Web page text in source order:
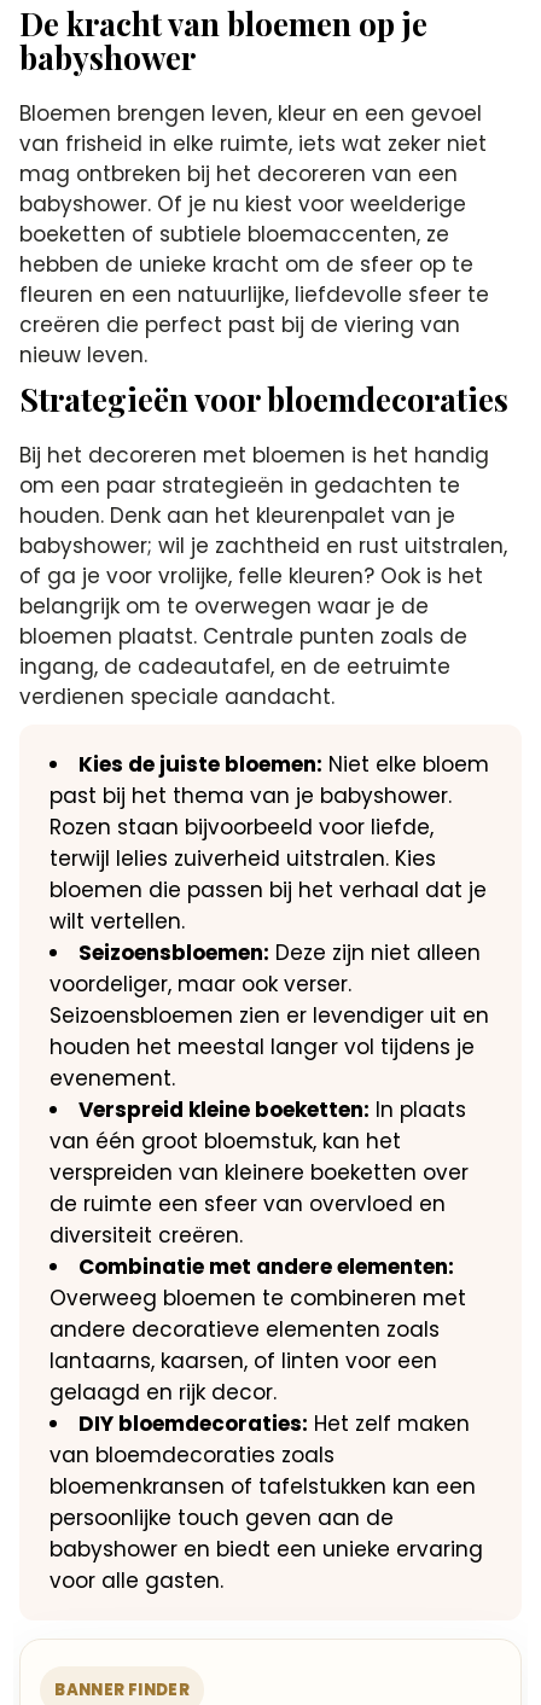
De kracht van bloemen op je
babyshower
Bloemen brengen leven, kleur en een gevoel
van frisheid in elke ruimte, iets wat zeker niet
mag ontbreken bij het decoreren van een
babyshower. Of je nu kiest voor weelderige
boeketten of subtiele bloemaccenten, ze
hebben de unieke kracht om de sfeer op te
fleuren en een natuurlijke, liefdevolle sfeer te
creëren die perfect past bij de viering van
nieuw leven.
Strategieën voor bloemdecoraties
Bij het decoreren met bloemen is het handig
om een paar strategieën in gedachten te
houden. Denk aan het kleurenpalet van je
babyshower; wil je zachtheid en rust uitstralen,
of ga je voor vrolijke, felle kleuren? Ook is het
belangrijk om te overwegen waar je de
bloemen plaatst. Centrale punten zoals de
ingang, de cadeautafel, en de eetruimte
verdienen speciale aandacht.
Kies de juiste bloemen: Niet elke bloem
past bij het thema van je babyshower.
Rozen staan bijvoorbeeld voor liefde,
terwijl lelies zuiverheid uitstralen. Kies
bloemen die passen bij het verhaal dat je
wilt vertellen.
Seizoensbloemen: Deze zijn niet alleen
voordeliger, maar ook verser.
Seizoensbloemen zien er levendiger uit en
houden het meestal langer vol tijdens je
evenement.
Verspreid kleine boeketten: In plaats
van één groot bloemstuk, kan het
verspreiden van kleinere boeketten over
de ruimte een sfeer van overvloed en
diversiteit creëren.
Combinatie met andere elementen:
Overweeg bloemen te combineren met
andere decoratieve elementen zoals
lantaarns, kaarsen, of linten voor een
gelaagd en rijk decor.
DIY bloemdecoraties: Het zelf maken
van bloemdecoraties zoals
bloemenkransen of tafelstukken kan een
persoonlijke touch geven aan de
babyshower en biedt een unieke ervaring
voor alle gasten.
BANNER FINDER